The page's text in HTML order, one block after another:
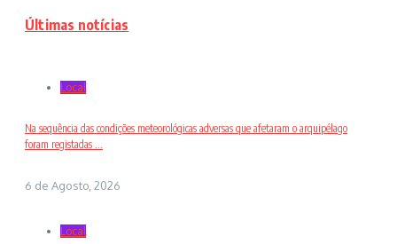
Últimas notícias
Local
Na sequência das condições meteorológicas adversas que afetaram o arquipélago
foram registadas ...
6 de Agosto, 2026
Local